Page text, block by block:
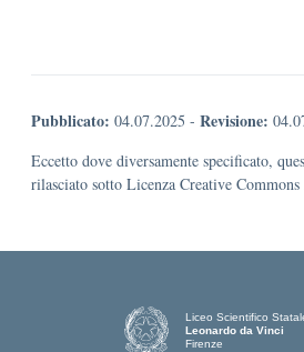
Pubblicato: 04.07.2025 - Revisione:
Eccetto dove diversamente specificato,
rilasciato sotto Licenza Creative
Liceo Scientifico
Leonardo da Vinci
Firenze